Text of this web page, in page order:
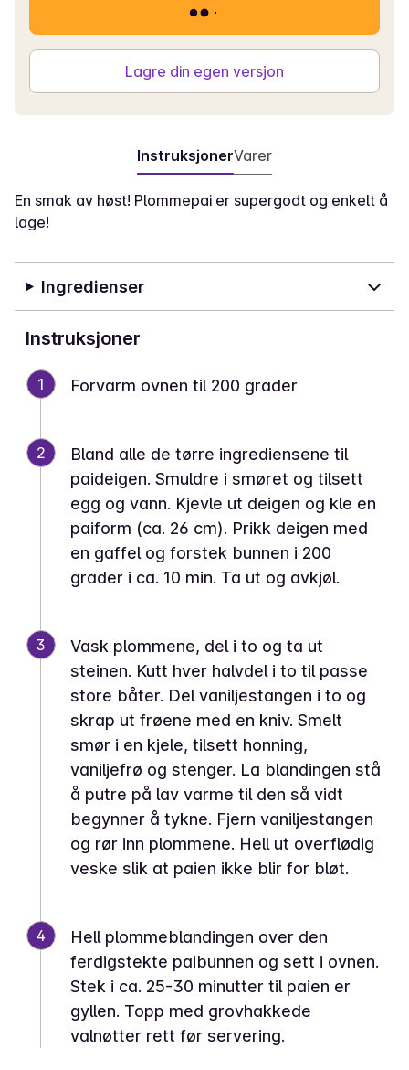
Lagre din egen versjon
InstruksjonerVarer
En smak av høst! Plommepai er supergodt og enkelt å
lage!
Ingredienser
Instruksjoner
1 Forvarm ovnen til 200 grader
2
Bland alle de tørre ingrediensene til
paideigen. Smuldre i smøret og tilsett
egg og vann. Kjevle ut deigen og kle en
paiform (ca. 26 cm). Prikk deigen med
en gaffel og forstek bunnen i 200
grader i ca. 10 min. Ta ut og avkjøl.
3
Vask plommene, del i to og ta ut
steinen. Kutt hver halvdel i to til passe
store båter. Del vaniljestangen i to og
skrap ut frøene med en kniv. Smelt
smør i en kjele, tilsett honning,
vaniljefrø og stenger. La blandingen stå
å putre på lav varme til den så vidt
begynner å tykne. Fjern vaniljestangen
og rør inn plommene. Hell ut overflødig
veske slik at paien ikke blir for bløt.
4
Hell plommeblandingen over den
ferdigstekte paibunnen og sett i ovnen.
Stek i ca. 25-30 minutter til paien er
gyllen. Topp med grovhakkede
valnøtter rett før servering.